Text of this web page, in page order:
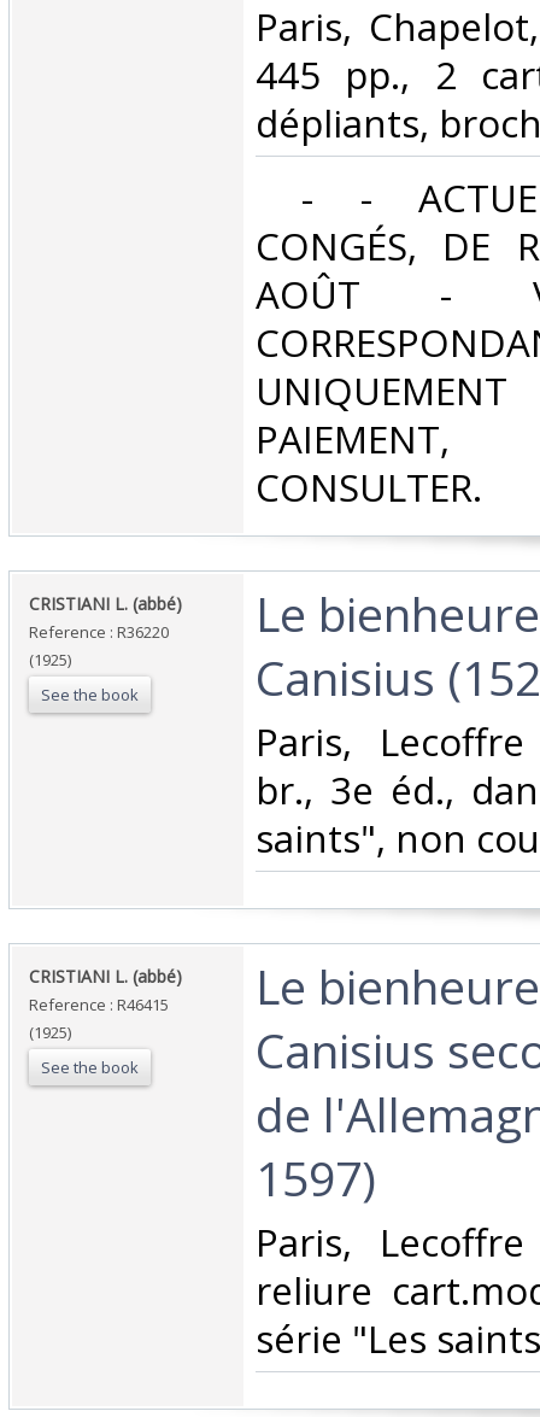
‎Paris,
445 pp., 2
dépliants,
- -
CONGÉS, DE
AOÛT -
CONSULTER.‎
‎CRISTIANI L. (abbé)‎
Reference : R36220
(1925)
See the book
‎Le
Canisius
‎Paris,
br., 3e éd.,
saints", non
‎CRISTIANI L. (abbé)‎
Reference : R46415
(1925)
See the book
‎Le
Canisius
de
1597)‎
‎Paris,
reliure
série "Les